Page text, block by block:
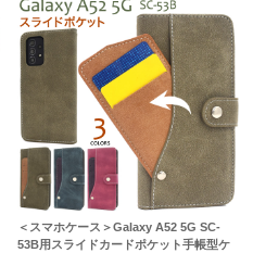
＜スマホケース＞Galaxy A52 5G SC-
53B用スライドカードポケット手帳型ケ